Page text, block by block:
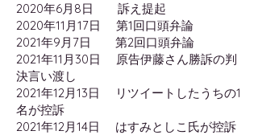
2020年6月8日 訴え提起
2020年11月17日 第1回口頭弁論
2021年9月7日 第2回口頭弁論
2021年11月30日 原告伊藤さん勝訴の判
決言い渡し
2021年12月13日 リツイートしたうちの1
名が控訴
2021年12月14日 はすみとしこ氏が控訴